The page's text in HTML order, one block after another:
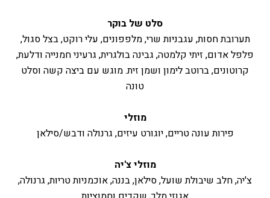
סלט של בוקר
תערובת חסות, עגבניות שרי, מלפפונים, עלי רוקט, בצל סגול,
פלפל אדום, זיתי קלמטה, גבינה בולגרית, גרעיני חמנייה ודלעת,
קרוטונים, ברוטב לימון ושמן זית. מוגש עם ביצה קשה וסלט
טונה
מוזלי
פירות עונה טריים, יוגורט עיזים, גרנולה ודבש/סילאן
מוזלי צ'יה
צ'יה, חלב שיבולת שועל, סילאן, בננה, אוכמניות טריות, גרנולה,